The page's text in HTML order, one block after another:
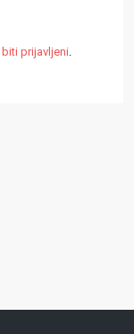
biti prijavljeni.